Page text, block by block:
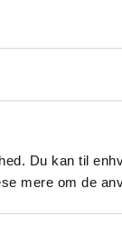
Du kan til
mere om de